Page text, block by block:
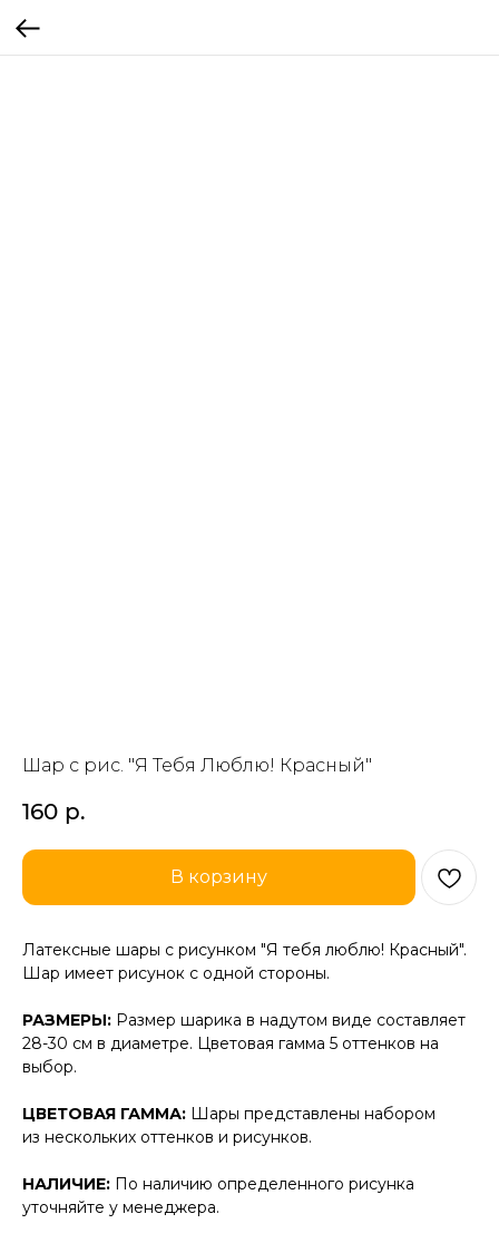
Шар с рис. "Я Тебя Люблю! Красный"
160 р.
В корзину
Латексные шары с рисунком "Я тебя люблю! Красный".
Шар имеет рисунок с одной стороны.
РАЗМЕРЫ: Размер шарика в надутом виде составляет
28-30 см в диаметре. Цветовая гамма 5 оттенков на
выбор.
ЦВЕТОВАЯ ГАММА: Шары представлены набором
из нескольких оттенков и рисунков.
НАЛИЧИЕ: По наличию определенного рисунка
уточняйте у менеджера.